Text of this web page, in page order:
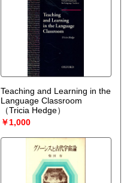
Teaching and Learning in the
Language Classroom
（Tricia Hedge）
￥1,000